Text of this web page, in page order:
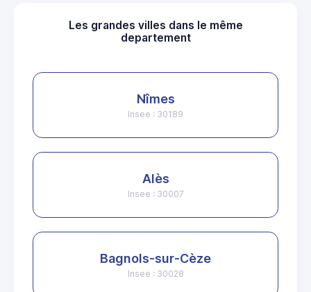
Les grandes villes dans le même
departement
Nîmes
Insee : 30189
Alès
Insee : 30007
Bagnols-sur-Cèze
Insee : 30028